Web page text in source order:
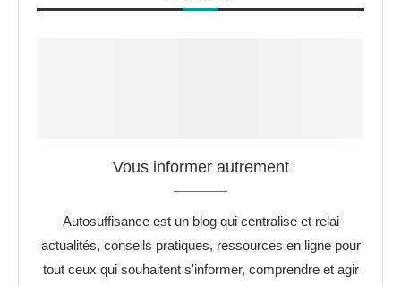
Vous informer autrement
Autosuffisance est un blog qui centralise et relai
actualités, conseils pratiques, ressources en ligne pour
tout ceux qui souhaitent s'informer, comprendre et agir